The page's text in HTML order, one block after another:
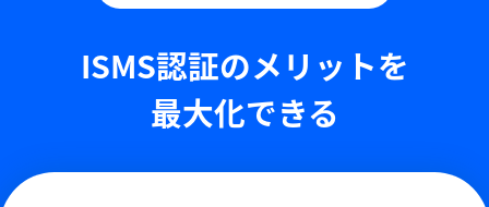
ISMS認証のメリットを
最大化できる